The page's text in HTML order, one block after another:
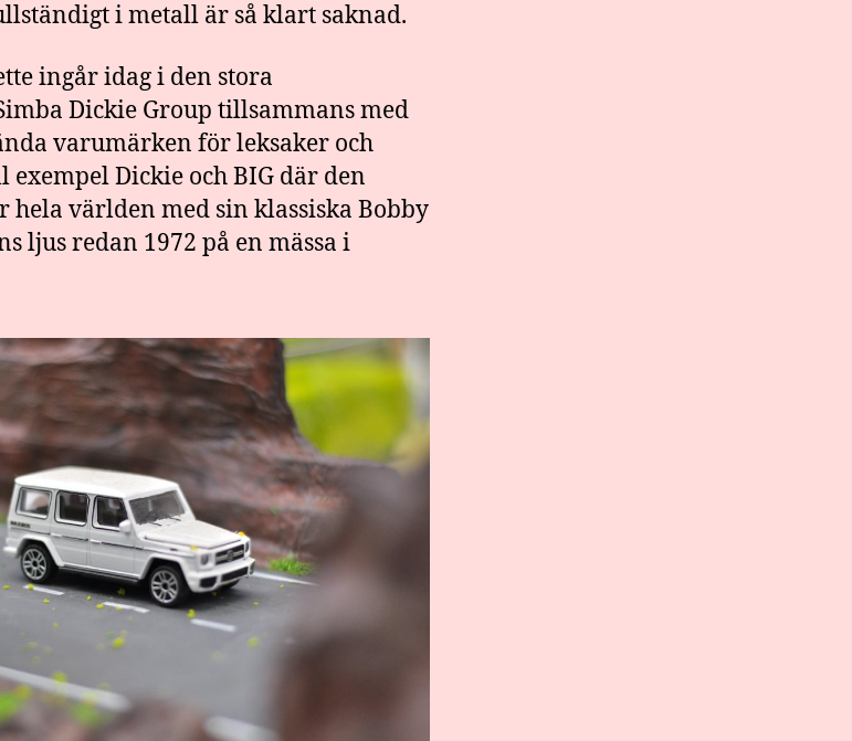
i metall är så klart saknad.
ingår idag i den stora
Dickie Group tillsammans med
varumärken för leksaker och
Dickie och BIG där den
hela världen med sin klassiska Bobby
ljus redan 1972 på en mässa i